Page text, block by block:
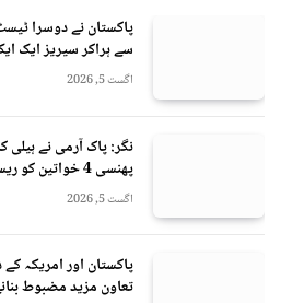
سے ہراکر سیریز ایک
اگست 5, 2026
نگر: پاک آرمی نے ہیلی
پھنسی 4 خواتین کو ریسکیو کرلیا
اگست 5, 2026
پاکستان اور امریکہ
تعاون مزید مضبوط